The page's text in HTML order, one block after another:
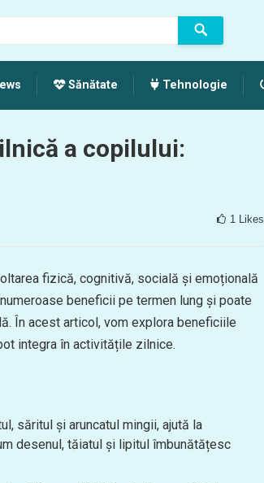
Sănătate Tehnologie
a copilului:
1 Likes
fizică, cognitivă, socială și emoțională
beneficii pe termen lung și poate
În acest articol, vom explora beneficiile
integra în activitățile zilnice.
săritul și aruncatul mingii, ajută la
desenul, tăiatul și lipitul îmbunătățesc